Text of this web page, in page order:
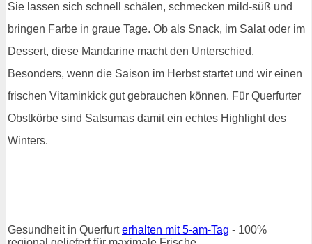
Sie lassen sich schnell schälen, schmecken mild-süß und
bringen Farbe in graue Tage. Ob als Snack, im Salat oder im
Dessert, diese Mandarine macht den Unterschied.
Besonders, wenn die Saison im Herbst startet und wir einen
frischen Vitaminkick gut gebrauchen können. Für Querfurter
Obstkörbe sind Satsumas damit ein echtes Highlight des
Winters.
Gesundheit in Querfurterhalten mit 5-am-Tag - 100%